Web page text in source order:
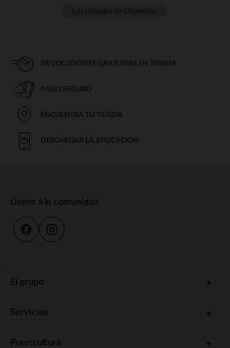
DEVOLUCIONES GRATUITAS EN TIENDA
PAGO SEGURO
ENCUENTRA TU TIENDA
DESCARGAR LA APLICACIÓN
Únete a la comunidad
El grupo
Servicios
Puericultura